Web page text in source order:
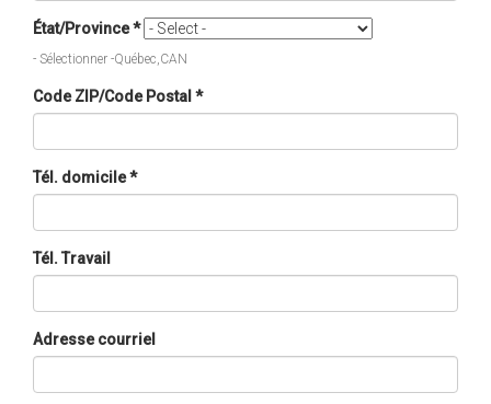
État/Province*
- Sélectionner -Québec,CAN
Code ZIP/Code Postal *
Tél. domicile*
Tél. Travail
Adresse courriel